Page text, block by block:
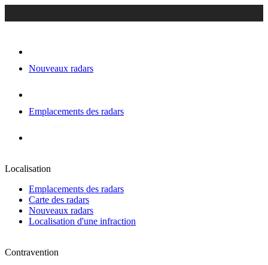
Nouveaux radars
Emplacements des radars
Localisation
Emplacements des radars
Carte des radars
Nouveaux radars
Localisation d'une infraction
Contravention